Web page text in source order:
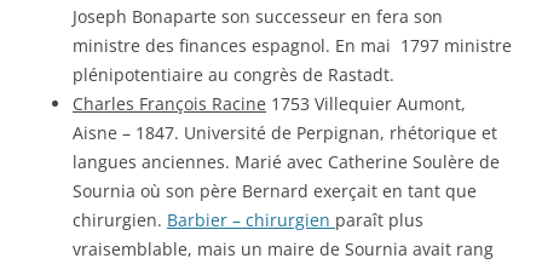
Joseph Bonaparte son successeur en fera son
ministre des finances espagnol. En mai 1797 ministre
plénipotentiaire au congrès de Rastadt.
Charles François Racine 1753 Villequier Aumont,
Aisne – 1847. Université de Perpignan, rhétorique et
langues anciennes. Marié avec Catherine Soulère de
Sournia où son père Bernard exerçait en tant que
chirurgien. Barbier – chirurgien paraît plus
vraisemblable, mais un maire de Sournia avait rang